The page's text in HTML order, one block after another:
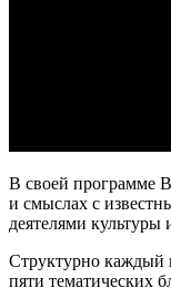
В своей программе
и смыслах с
деятелями
Структурно каждый
пяти тематических